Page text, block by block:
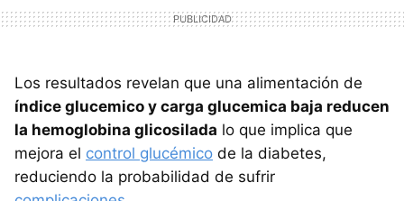
Los resultados revelan que una alimentación de
índice glucemico y carga glucemica baja reducen
la hemoglobina glicosilada lo que implica que
mejora el control glucémico de la diabetes,
reduciendo la probabilidad de sufrir